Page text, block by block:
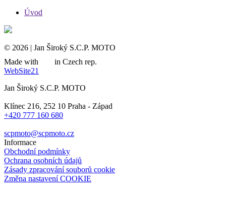
Úvod
© 2026 | Jan Široký S.C.P. MOTO
Made with
in Czech rep.
WebSite21
Jan Široký S.C.P. MOTO
Klínec 216, 252 10 Praha - Západ
+420 777 160 680
scpmoto@scpmoto.cz
Informace
Obchodní podmínky
Ochrana osobních údajů
Zásady zpracování souborů cookie
Změna nastavení COOKIE